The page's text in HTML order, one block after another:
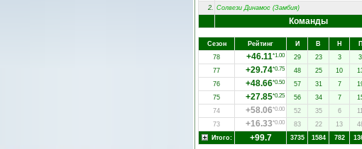
2. Солвези Динамос (Замбия)
Команды
Сезон Рейтинг И В Н П
78
+46.11*1.00 29 23 3 3
77
+29.74*0.75 48 25 10
76
+48.66*0.50 57 31 7
75
+27.85*0.25 56 34 7
74
+58.06*0.00 52 35 6
73
+16.33*0.00 83 22 13
Итого:
+99.7 3735 1584 782